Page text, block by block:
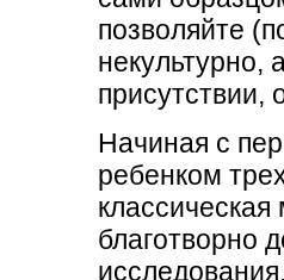
позволяйте
некультурно,
присутствии,
Начиная с
ребенком
благотворно